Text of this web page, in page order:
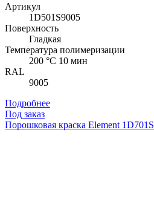
Артикул
1D501S9005
Поверхность
Гладкая
Температура полимеризации
200 °C 10 мин
RAL
9005
Подробнее
Под заказ
Порошковая краска Element